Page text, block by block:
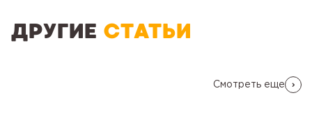
ДРУГИЕ СТАТЬИ
Смотреть еще